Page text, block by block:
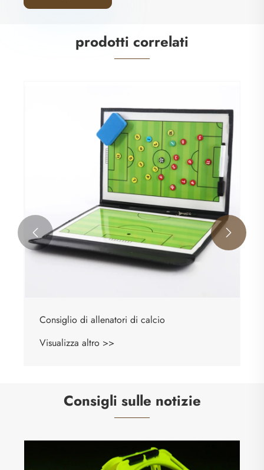
prodotti correlati
Consiglio di allenatori di basket
Visualizza altro >>
 
Consigli sulle notizie